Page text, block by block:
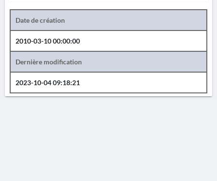
Date de création
2010-03-10 00:00:00
Dernière modification
2023-10-04 09:18:21